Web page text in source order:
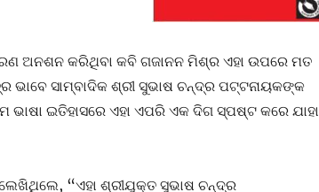
ଅନଶନ କରିଥିବା କବି ଗଜାନନ ମିଶ୍ର ଏହା ଉପରେ ମତ
ସାମ୍ବାଦିକ ଶ୍ରୀ ସୁଭାଷ ଚନ୍ଦ୍ର ପଟ୍ଟନାୟକଙ୍କ
ଇତିହାସରେ ଏହା ଏପରି ଏକ ଦିଗ ସ୍ପଷ୍ଟ କରେ ଯାହା
“ଏହା ଶ୍ରୀଯୁକ୍ତ ସୁଭାଷ ଚନ୍ଦ୍ର